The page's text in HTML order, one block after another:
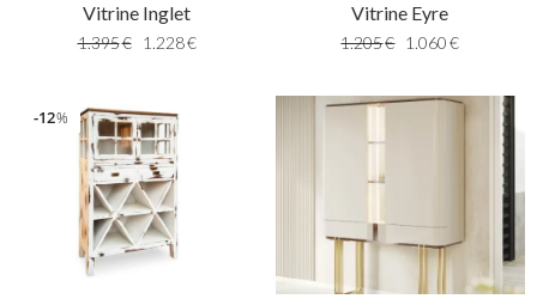
Vitrine Inglet
1.395€ 1.228€
Vitrine Eyre
1.205€ 1.060 €
%
12